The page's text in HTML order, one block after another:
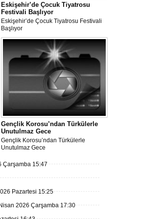
Eskişehir’de Çocuk Tiyatrosu
Festivali Başlıyor
Eskişehir’de Çocuk Tiyatrosu Festivali
Başlıyor
Gençlik Korosu’ndan Türkülerle
Unutulmaz Gece
Gençlik Korosu’ndan Türkülerle
Unutulmaz Gece
Çarşamba 15:47
Pazartesi 15:25
2026 Çarşamba 17:30